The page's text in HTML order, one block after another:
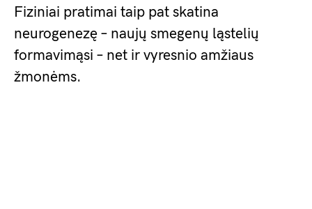
Fiziniai pratimai taip pat skatina
neurogenezę – naujų smegenų ląstelių
formavimąsi – net ir vyresnio amžiaus
žmonėms.